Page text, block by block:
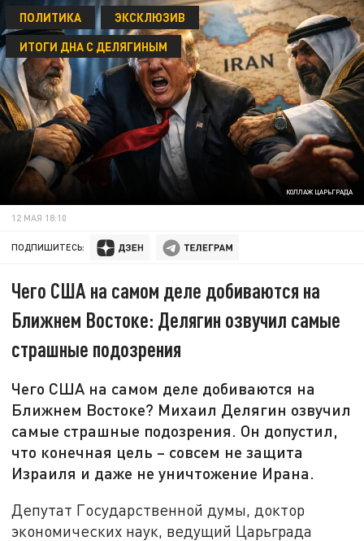
КОЛЛАЖ ЦАРЬГРАДА
ПОЛИТИКА
ЭКСКЛЮЗИВ
ИТОГИ ДНА С ДЕЛЯГИНЫМ
12 МАЯ 18:10
ПОДПИШИТЕСЬ:
Чего США на самом деле добиваются на
Ближнем Востоке: Делягин озвучил самые
страшные подозрения
Чего США на самом деле добиваются на
Ближнем Востоке? Михаил Делягин озвучил
самые страшные подозрения. Он допустил,
что конечная цель – совсем не защита
Израиля и даже не уничтожение Ирана.
Депутат Государственной думы, доктор
экономических наук, ведущий Царьграда